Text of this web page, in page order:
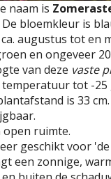
naam is
De bloemkleur is
augustus tot en
en ongeveer
van deze vaste
tot -25
is 33
open ruimte.
geschikt voor
een zonnige,